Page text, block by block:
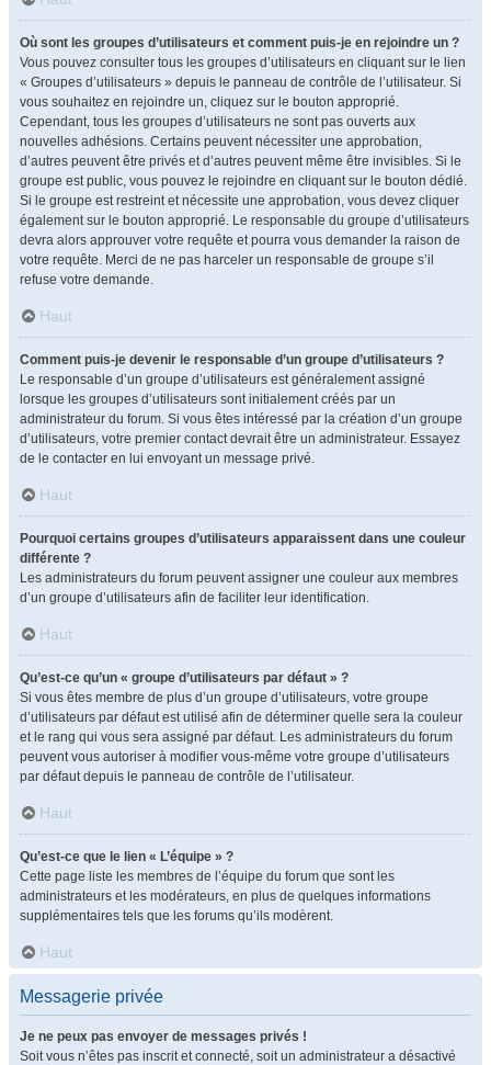
Où sont les groupes d’utilisateurs et comment puis-je en rejoindre un ?
Vous pouvez consulter tous les groupes d’utilisateurs en cliquant sur le lien
« Groupes d’utilisateurs » depuis le panneau de contrôle de l’utilisateur. Si
vous souhaitez en rejoindre un, cliquez sur le bouton approprié.
Cependant, tous les groupes d’utilisateurs ne sont pas ouverts aux
nouvelles adhésions. Certains peuvent nécessiter une approbation,
d’autres peuvent être privés et d’autres peuvent même être invisibles. Si le
groupe est public, vous pouvez le rejoindre en cliquant sur le bouton dédié.
Si le groupe est restreint et nécessite une approbation, vous devez cliquer
également sur le bouton approprié. Le responsable du groupe d’utilisateurs
devra alors approuver votre requête et pourra vous demander la raison de
votre requête. Merci de ne pas harceler un responsable de groupe s’il
refuse votre demande.
Haut
Comment puis-je devenir le responsable d’un groupe d’utilisateurs ?
Le responsable d’un groupe d’utilisateurs est généralement assigné
lorsque les groupes d’utilisateurs sont initialement créés par un
administrateur du forum. Si vous êtes intéressé par la création d’un groupe
d’utilisateurs, votre premier contact devrait être un administrateur. Essayez
de le contacter en lui envoyant un message privé.
Haut
Pourquoi certains groupes d’utilisateurs apparaissent dans une couleur
différente ?
Les administrateurs du forum peuvent assigner une couleur aux membres
d’un groupe d’utilisateurs afin de faciliter leur identification.
Haut
Qu’est-ce qu’un « groupe d’utilisateurs par défaut » ?
Si vous êtes membre de plus d’un groupe d’utilisateurs, votre groupe
d’utilisateurs par défaut est utilisé afin de déterminer quelle sera la couleur
et le rang qui vous sera assigné par défaut. Les administrateurs du forum
peuvent vous autoriser à modifier vous-même votre groupe d’utilisateurs
par défaut depuis le panneau de contrôle de l’utilisateur.
Haut
Qu’est-ce que le lien « L’équipe » ?
Cette page liste les membres de l’équipe du forum que sont les
administrateurs et les modérateurs, en plus de quelques informations
supplémentaires tels que les forums qu’ils modèrent.
Haut
Messagerie privée
Je ne peux pas envoyer de messages privés !
Soit vous n’êtes pas inscrit et connecté, soit un administrateur a désactivé